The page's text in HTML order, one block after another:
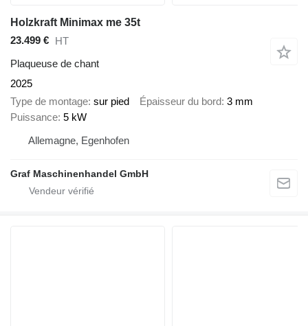
Holzkraft Minimax me 35t
23.499 € HT
Plaqueuse de chant
2025
Type de montage sur pied Épaisseur du bord 3 mm
Puissance 5 kW
Allemagne, Egenhofen
Graf Maschinenhandel GmbH